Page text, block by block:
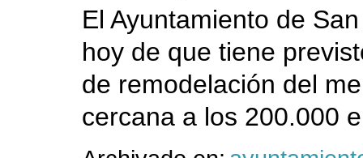
El Ayuntamiento de
hoy de que tiene
de remodelación del
cercana a los 200.000